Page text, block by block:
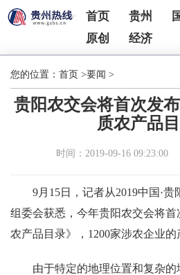
首页 贵州
原创
经济
您的位置： 首页 >要闻 >
贵阳农交会将首次发
质农产品目
时间：2019-09-16 09:23:00
9月15日，记者从2019中国·
组委会获悉，今年贵阳农交会将
农产品目录》，1200家涉农企业的
由于特定的地理位置和复杂